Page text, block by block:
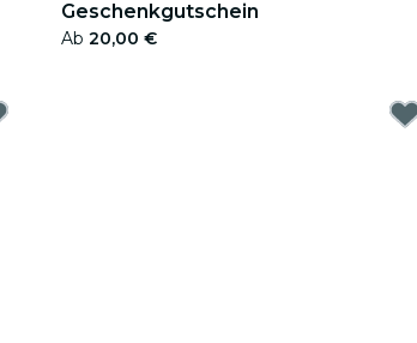
Geschenkgutschein
Ab 20,00 €